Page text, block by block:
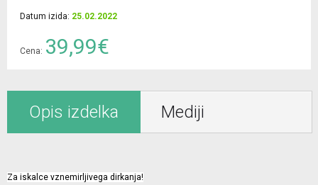
Datum izida: 25.02.2022
Cena: 39,99€
Opis izdelka Mediji
Za iskalce vznemirljivega dirkanja!